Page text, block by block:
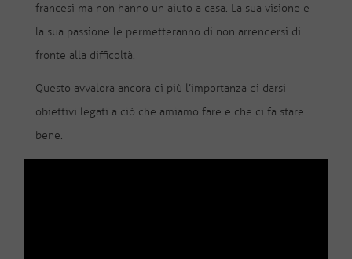
francesi ma non hanno un aiuto a casa. La sua visione e
la sua passione le permetteranno di non arrendersi di
fronte alla difficoltà.
Questo avvalora ancora di più l’importanza di darsi
obiettivi legati a ciò che amiamo fare e che ci fa stare
bene.